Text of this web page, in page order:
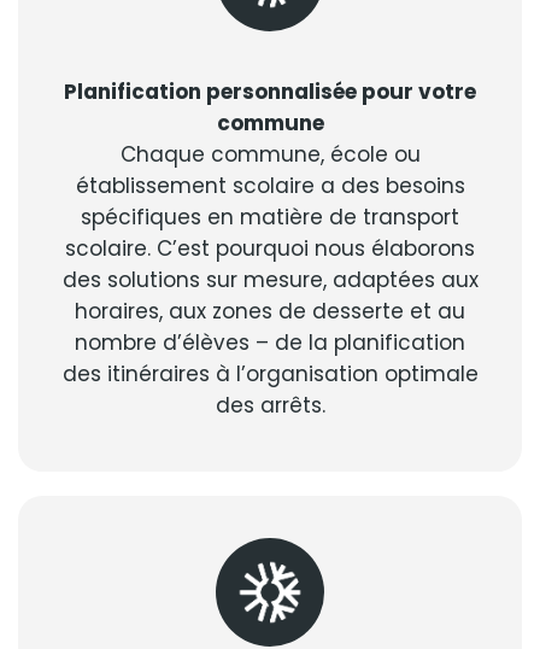
Planification personnalisée pour votre
commune
Chaque commune, école ou
établissement scolaire a des besoins
spécifiques en matière de transport
scolaire. C’est pourquoi nous élaborons
des solutions sur mesure, adaptées aux
horaires, aux zones de desserte et au
nombre d’élèves – de la planification
des itinéraires à l’organisation optimale
des arrêts.